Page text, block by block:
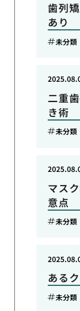
歯列
あり
未分類
二重
き術
未分類
マス
意点
未分類
ある
未分類